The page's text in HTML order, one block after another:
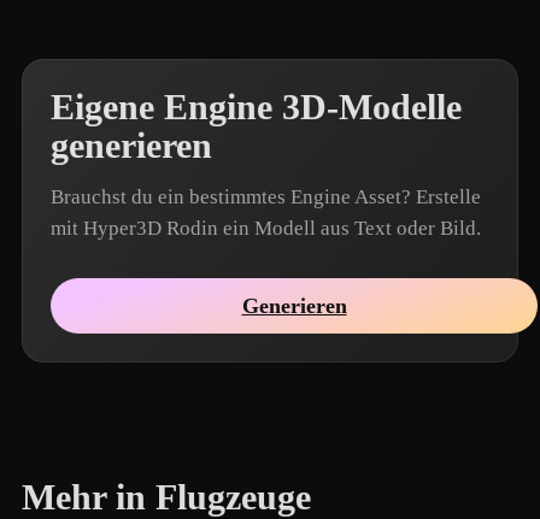
Eigene Engine 3D-Modelle
generieren
Brauchst du ein bestimmtes Engine Asset? Erstelle
mit Hyper3D Rodin ein Modell aus Text oder Bild.
Generieren
Mehr in Flugzeuge